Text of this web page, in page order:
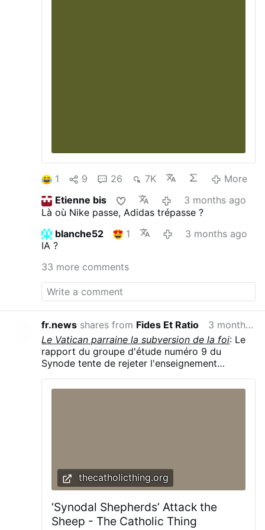
1 9 26 7K
More
Etienne bis
3 months ago
Là où Nike passe, Adidas trépasse ?
blanche52
1
3 months ago
IA ?
33 more comments
fr.news shares from Fides Et Ratio
3 months ago
Le Vatican parraine la subversion de la foi: Le
rapport du groupe d'étude numéro 9 du
Synode tente de rejeter l'enseignement
homosexuels "en stigmatisant cet
Vatican doit cesser maintenant.
thecatholicthing.org
‘Synodal Shepherds’ Attack the
Sheep - The Catholic Thing